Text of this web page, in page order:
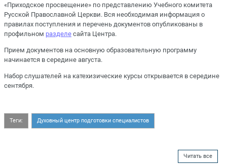
«Приходское просвещение» по представлению Учебного комитета
Русской Православной Церкви. Вся необходимая информация о
правилах поступления и перечень документов опубликованы в
профильном разделе сайта Центра.
Прием документов на основную образовательную программу
начинается в середине августа.
Набор слушателей на катехизические курсы открывается в середине
сентября.
Теги: Духовный центр подготовки специалистов
Читать все